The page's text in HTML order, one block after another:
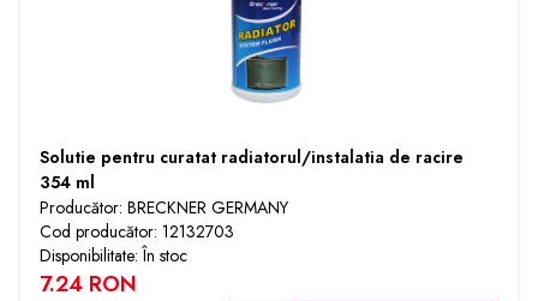
Solutie pentru curatat radiatorul/instalatia de racire
354 ml
Producător: BRECKNER GERMANY
Cod producător: 12132703
Disponibilitate: În stoc
7.24 RON